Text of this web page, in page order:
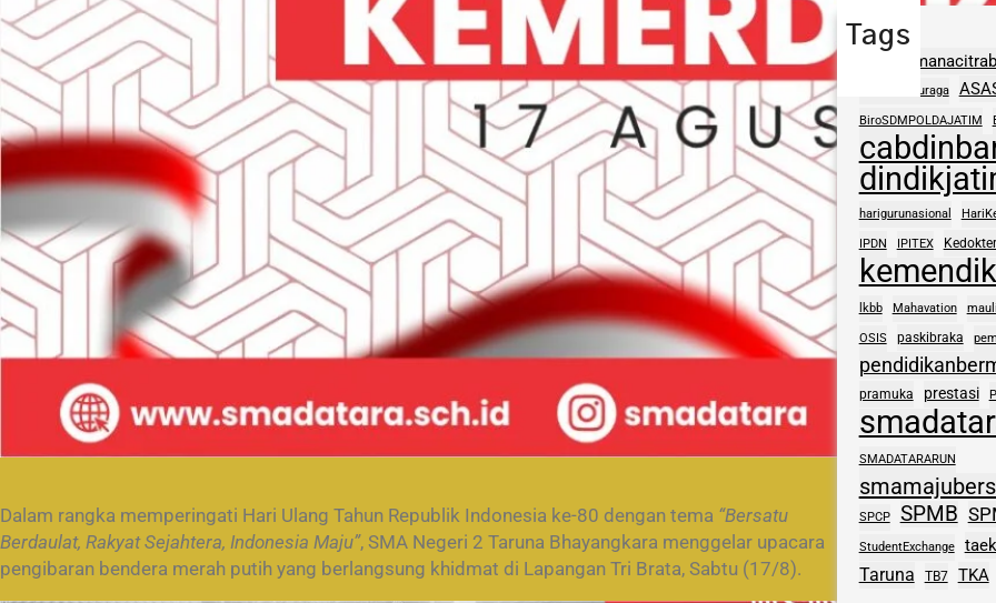
Dalam rangka memperingati Hari Ulang Tahun Republik Indonesia ke-80 dengan tema “Bersatu
Berdaulat, Rakyat Sejahtera, Indonesia Maju”, SMA Negeri 2 Taruna Bhayangkara menggelar upacara
pengibaran bendera merah putih yang berlangsung khidmat di Lapangan Tri Brata, Sabtu (17/8).
Tags
aptasigranuraga
BiroSDMPOLDAJATIM
harigurunasional
IPDN IPITEX
lkbb Mahavation
OSIS paskibraka
pramuka prestasi
SMADATARARUN
SPCP SPMB
StudentExchange
Taruna TB7 TKA